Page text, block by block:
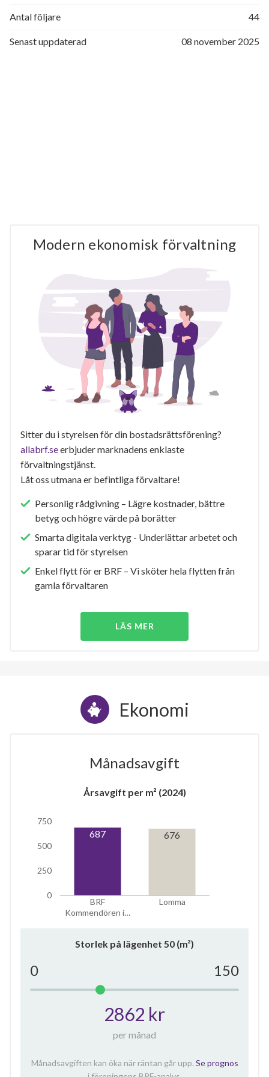
Antal följare 44
Senast uppdaterad 08 november 2025
Modern ekonomisk förvaltning
Sitter du i styrelsen för din bostadsrättsförening?
allabrf.seerbjuder marknadens enklaste
förvaltningstjänst.
Låt oss utmana er befintliga förvaltare!
Personlig rådgivning – Lägre kostnader, bättre
betyg och högre värde på borätter
Smarta digitala verktyg - Underlättar arbetet och
sparar tid för styrelsen
Enkel flytt för er BRF – Vi sköter hela flytten från
gamla förvaltaren
LÄS MER
Ekonomi
Månadsavgift
Årsavgift per m² (2024)
BRF
Kommendören i…
Lomma
0
250
500
750
687 676
Storlek på lägenhet 50 (m²)
0 150
2862 kr
per månad
Månadsavgiften kan öka när räntan går upp. Se prognos